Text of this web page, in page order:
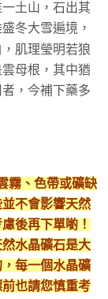
土山，石出其
冬大雪遍境，
肌理瑩明若狼
母根，其中猶
，今補下藥多
霧、色帶或礦缺
不會影響天然
後再下單喲！
水晶礦石是大
每一個水晶礦
也請您慎重考